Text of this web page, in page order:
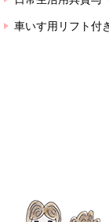
車いす用リフト付